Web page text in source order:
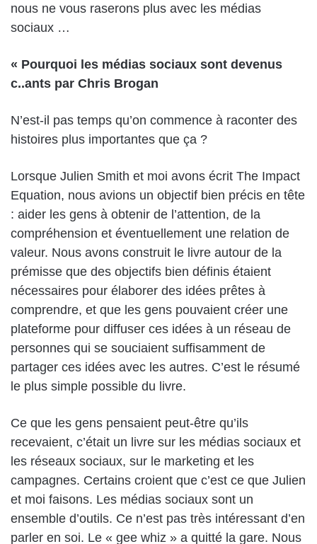
nous ne vous raserons plus avec les médias
sociaux …
« Pourquoi les médias sociaux sont devenus
c..ants par Chris Brogan
N’est-il pas temps qu’on commence à raconter des
histoires plus importantes que ça ?
Lorsque Julien Smith et moi avons écrit The Impact
Equation, nous avions un objectif bien précis en tête
: aider les gens à obtenir de l’attention, de la
compréhension et éventuellement une relation de
valeur. Nous avons construit le livre autour de la
prémisse que des objectifs bien définis étaient
nécessaires pour élaborer des idées prêtes à
comprendre, et que les gens pouvaient créer une
plateforme pour diffuser ces idées à un réseau de
personnes qui se souciaient suffisamment de
partager ces idées avec les autres. C’est le résumé
le plus simple possible du livre.
Ce que les gens pensaient peut-être qu’ils
recevaient, c’était un livre sur les médias sociaux et
les réseaux sociaux, sur le marketing et les
campagnes. Certains croient que c’est ce que Julien
et moi faisons. Les médias sociaux sont un
ensemble d’outils. Ce n’est pas très intéressant d’en
parler en soi. Le « gee whiz » a quitté la gare. Nous